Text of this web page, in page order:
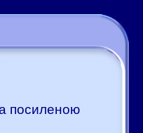
посиленою